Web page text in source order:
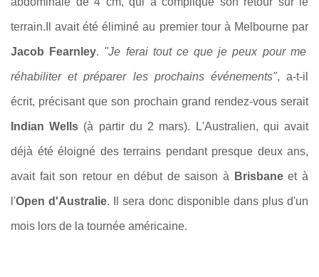
terrain.Il avait été éliminé au premier tour à Melbourne par
Jacob Fearnley. "Je ferai tout ce que je peux pour me
réhabiliter et préparer les prochains événements", a-t-il
écrit, précisant que son prochain grand rendez-vous serait
Indian Wells (à partir du 2 mars). L'Australien, qui avait
déjà été éloigné des terrains pendant presque deux ans,
avait fait son retour en début de saison à Brisbaneet à
l'Open d'Australie. Il sera donc disponible dans plus d'un
mois lors de la tournée américaine.